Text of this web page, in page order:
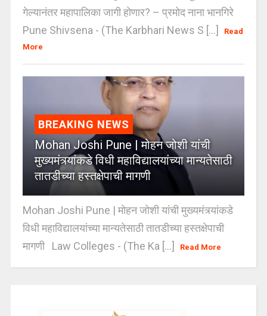
गेल्यानंतर महापालिका जागी होणार? – प्रमोद नाना भानगिरे
Pune Shivsena - (The Karbhari News S [...]
Read
More
BREAKING NEWS
Mohan Joshi Pune | मोहन जोशी यांची
मुख्यमंत्र्यांकडे विधी महाविद्यालयांच्या मान्यतेसाठी
तातडीच्या हस्तक्षेपाची मागणी
Mohan Joshi Pune | मोहन जोशी यांची मुख्यमंत्र्यांकडे
विधी महाविद्यालयांच्या मान्यतेसाठी तातडीच्या हस्तक्षेपाची
मागणी Law Colleges - (The Ka [...]
Read More